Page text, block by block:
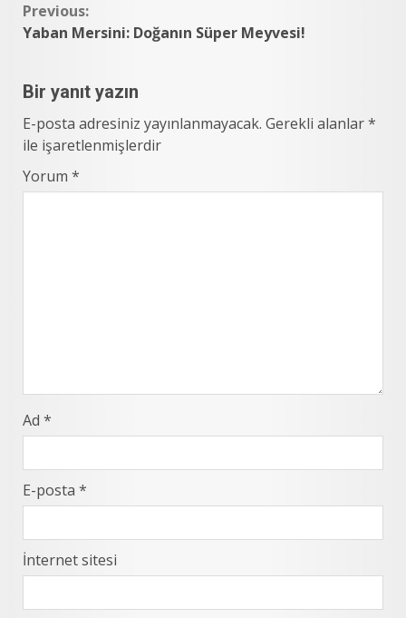
Continue
Previous:
Yaban Mersini: Doğanın Süper Meyvesi!
Bir yanıt yazın
E-posta adresiniz yayınlanmayacak. Gerekli alanlar*
ile işaretlenmişlerdir
Yorum *
Ad *
E-posta *
İnternet sitesi